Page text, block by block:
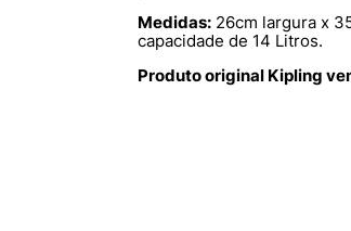
Medidas: 26cm largura x
capacidade de 14 Litros.
Produto original Kipling